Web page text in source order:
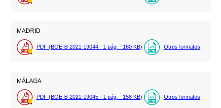
MADRID
PDF (BOE-B-2021-19044 - 1 pág. - 160 KB) Otros formatos
MÁLAGA
PDF (BOE-B-2021-19045 - 1 pág. - 158 KB) Otros formatos